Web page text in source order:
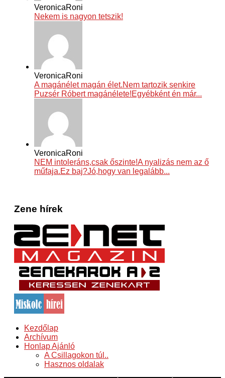
VeronicaRoni
Nekem is nagyon tetszik!
VeronicaRoni
A magánélet magán élet.Nem tartozik senkire
Puzsér Róbert magánélete!Egyébként én már...
VeronicaRoni
NEM intoleráns,csak őszinte!A nyalizás nem az ő
műfaja.Ez baj?Jó,hogy van legalább...
Zene hírek
Kezdőlap
Archívum
Honlap Ajánló
A Csillagokon túl..
Hasznos oldalak